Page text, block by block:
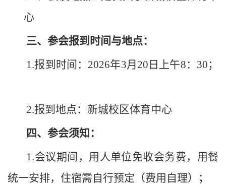
心
三、参会报到时间与地点：
1.报到时间：2026年3月 20 日上午8：30；
2.报到地点：新城校区体育中心
四、参会须知：
1.会议期间，用人单位免收会务费，用餐
统一安排，住宿需自行预定（费用自理）；